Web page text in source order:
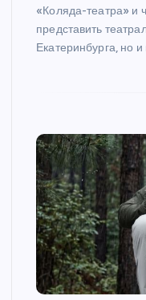
«Коляда-театра» и
представить
Екатеринбурга, но